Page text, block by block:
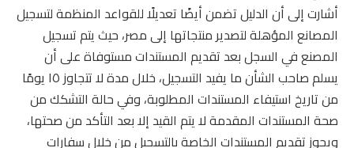
أشارت إلى أن الدليل تضمن أيضًا تعديلًا للقواعد المنظمة لتسجيل
المصانع المؤهلة لتصدير منتجاتها إلى مصر، حيث يتم تسجيل
المصنع في السجل بعد تقديم المستندات مستوفاة على أن
يسلم صاحب الشأن ما يفيد التسجيل، خلال مدة لا تتجاوز ١٥ يومًا
من تاريخ استيفاء المستندات المطلوبة، وفي حالة التشكك من
صحة المستندات المقدمة لا يتم القيد إلا بعد التأكد من صحتها،
ويجوز تقديم المستندات الخاصة بالتسجيل من خلال سفارات